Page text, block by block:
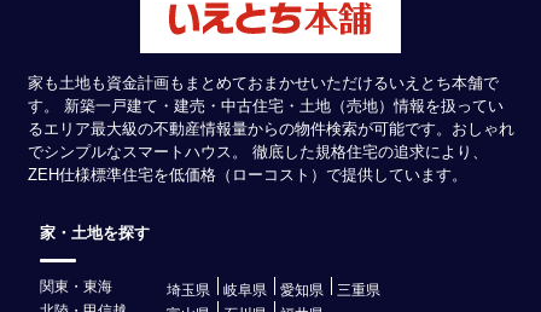
家も土地も資金計画もまとめておまかせいただけるいえとち本舗で
す。 新築一戸建て・建売・中古住宅・土地（売地）情報を扱ってい
るエリア最大級の不動産情報量からの物件検索が可能です。おしゃれ
でシンプルなスマートハウス。 徹底した規格住宅の追求により、
ZEH仕様標準住宅を低価格（ローコスト）で提供しています。
家・土地を探す
関東・東海 埼玉県 岐阜県 愛知県
三重県